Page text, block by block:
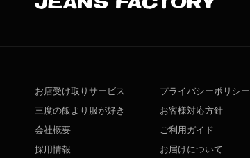
お店受け取りサービス
三度の飯より服が好き
会社概要
採用情報
プライバシーポリシー
お客様対応方針
ご利用ガイド
お届けについて